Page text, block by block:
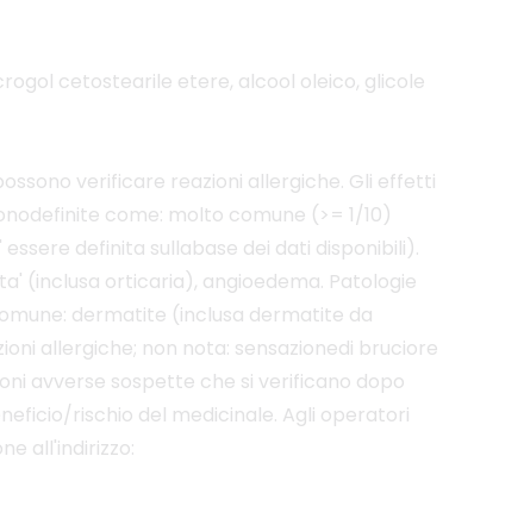
cetostearile etere, alcool oleico, glicole
verificare reazioni allergiche. Gli effetti
come: molto comune (>= 1/10)
essere definita sullabase dei dati disponibili).
(inclusa orticaria), angioedema. Patologie
dermatite (inclusa dermatite da
allergiche; non nota: sensazionedi bruciore
avverse sospette che si verificano dopo
rischio del medicinale. Agli operatori
all'indirizzo: